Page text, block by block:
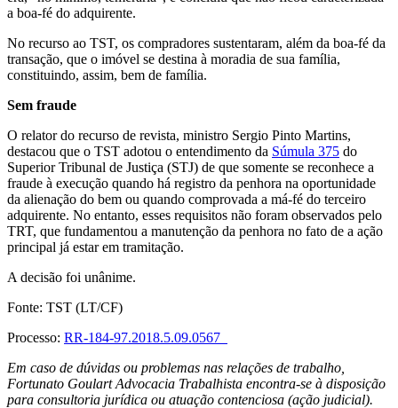
a boa-fé do adquirente.
No recurso ao TST, os compradores sustentaram, além da boa-fé da
transação, que o imóvel se destina à moradia de sua família,
constituindo, assim, bem de família.
Sem fraude
O relator do recurso de revista, ministro Sergio Pinto Martins,
destacou que o TST adotou o entendimento da Súmula 375 do
Superior Tribunal de Justiça (STJ) de que somente se reconhece a
fraude à execução quando há registro da penhora na oportunidade
da alienação do bem ou quando comprovada a má-fé do terceiro
adquirente. No entanto, esses requisitos não foram observados pelo
TRT, que fundamentou a manutenção da penhora no fato de a ação
principal já estar em tramitação.
A decisão foi unânime.
Fonte: TST (LT/CF)
Processo: RR-184-97.2018.5.09.0567
Em caso de dúvidas ou problemas nas relações de trabalho,
Fortunato Goulart Advocacia Trabalhista encontra-se à disposição
para consultoria jurídica ou atuação contenciosa (ação judicial).